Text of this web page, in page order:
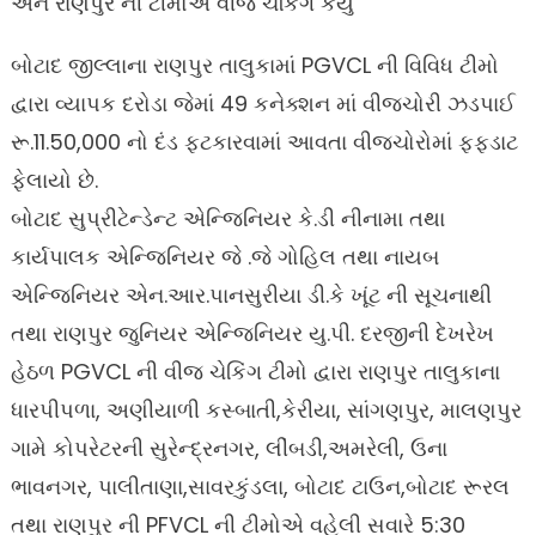
બોટાદ જીલ્લાના રાણપુર તાલુકામાં PGVCL ની વિવિધ ટીમો
દ્વારા વ્યાપક દરોડા જેમાં 49 કનેક્શન માં વીજચોરી ઝડપાઈ
રૂ.11.50,000 નો દંડ ફટકારવામાં આવતા વીજચોરોમાં ફફડાટ
ફેલાયો છે.
બોટાદ સુપ્રીટેન્ડેન્ટ એન્જિનિયર કે.ડી નીનામા તથા
કાર્યપાલક એન્જિનિયર જે .જે ગોહિલ તથા નાયબ
એન્જિનિયર એન.આર.પાનસુરીયા ડી.કે ખૂંટ ની સૂચનાથી
તથા રાણપુર જુનિયર એન્જિનિયર યુ.પી. દરજીની દેખરેખ
હેઠળ PGVCL ની વીજ ચેકિંગ ટીમો દ્વારા રાણપુર તાલુકાના
ધારપીપળા, અણીયાળી કસ્બાતી,કેરીયા, સાંગણપુર, માલણપુર
ગામે કોપરેટરની સુરેન્દ્રનગર, લીંબડી,અમરેલી, ઉના
ભાવનગર, પાલીતાણા,સાવરકુંડલા, બોટાદ ટાઉન,બોટાદ રૂરલ
તથા રાણપુર ની PFVCL ની ટીમોએ વહેલી સવારે 5:30